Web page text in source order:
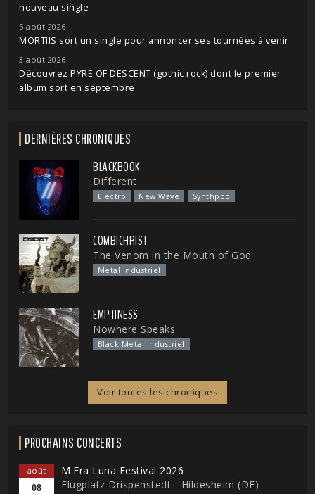
nouveau single
5 août 2026
MORTIIS sort un single pour annoncer ses tournées à venir
3 août 2026
Découvrez PYRE OF DESCENT (gothic rock) dont le premier
album sort en septembre
DERNIÈRES CHRONIQUES
BLACKBOOK
Different
Electro New Wave Synthpop
COMBICHRIST
The Venom in the Mouth of God
Metal Industriel
EMPTINESS
Nowhere Speaks
Black Metal Industriel
Voir toutes les chroniques
PROCHAINS CONCERTS
août
08
M'Era Luna Festival 2026
Flugplatz Drispenstedt - Hildesheim (DE)